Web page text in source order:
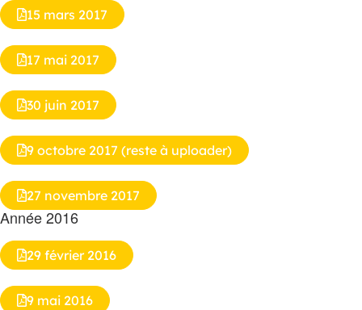
15 mars 2017
17 mai 2017
30 juin 2017
9 octobre 2017 (reste à uploader)
27 novembre 2017
Année 2016
29 février 2016
9 mai 2016